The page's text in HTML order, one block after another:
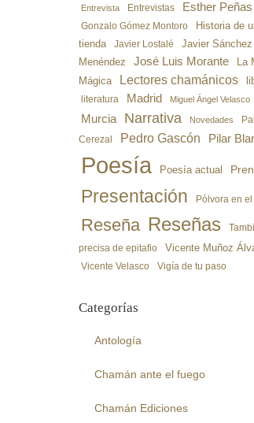
Entrevista Entrevistas Esther Peñas
Gonzalo Gómez Montoro
Historia de
tienda
Javier Lostalé
Javier Sánchez
Menéndez
José Luis Morante
La
Mágica
Lectores chamánicos
literatura Madrid Miguel Ángel Velasco
Murcia Narrativa Novedades
Cerezal
Pedro Gascón Pilar
Poesía Poesía actual
Presentación Pólvora en
Reseña Reseñas
precisa de epitafio
Vicente Muñoz
Vicente Velasco
Vigía de tu paso
Categorías
Antología
Chamán ante el fuego
Chamán Ediciones